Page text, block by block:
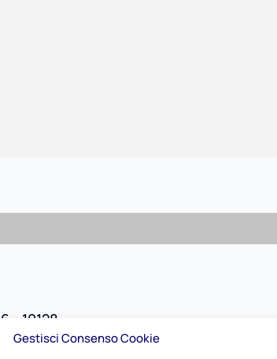
Gestisci Consenso Cookie
- 10128